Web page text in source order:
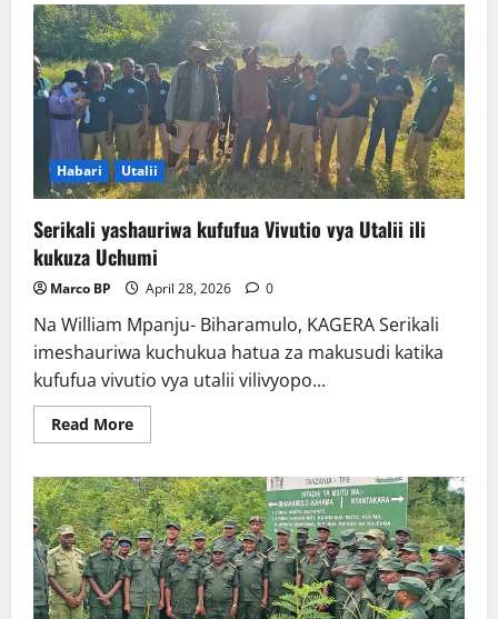
zawaamulia
ushindi
Polisi
dhidi
ya
Bodaboda
Biharamulo
Habari Utalii
Serikali yashauriwa kufufua Vivutio vya Utalii ili
kukuza Uchumi
Marco BP April 28, 2026 0
Na William Mpanju- Biharamulo, KAGERA Serikali
imeshauriwa kuchukua hatua za makusudi katika
kufufua vivutio vya utalii vilivyopo...
Read MoreRead
more
yashauriwa
kufufua
Vivutio
vya
Utalii
ili
kukuza
Uchumi